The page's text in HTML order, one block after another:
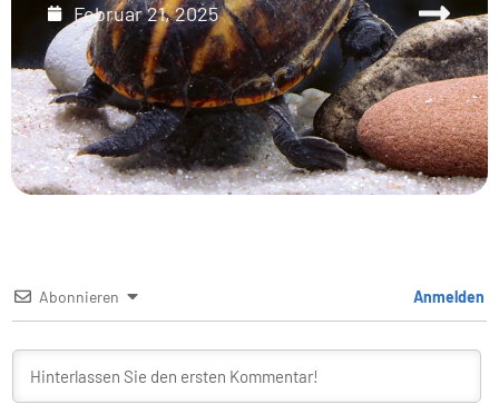
Februar 21, 2025
Abonnieren Anmelden